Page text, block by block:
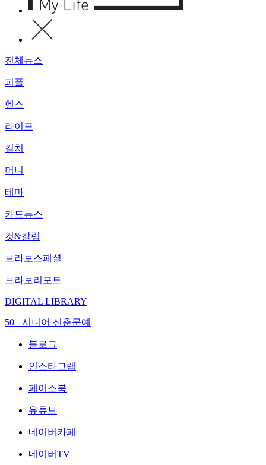
전체뉴스
피플
헬스
라이프
컬처
머니
테마
카드뉴스
컷&칼럼
브라보스페셜
브라보리포트
DIGITAL LIBRARY
50+ 시니어 신춘문예
블로그
인스타그램
페이스북
유튜브
네이버카페
네이버TV